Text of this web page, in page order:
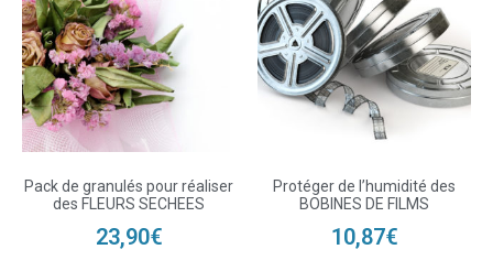
Pack de granulés pour réaliser
des FLEURS SECHEES
23,90€
Protéger de l’humidité des
BOBINES DE FILMS
10,87€